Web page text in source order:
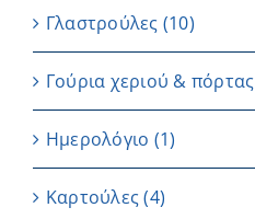
Γλαστρούλες (10)
Γούρια χεριού & πόρτας
Ημερολόγιο (1)
Καρτούλες (4)